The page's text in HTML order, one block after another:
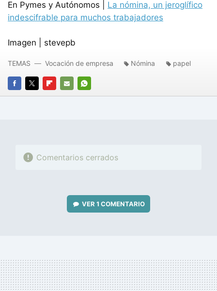
En Pymes y Autónomos | La nómina, un jeroglífico
indescifrable para muchos trabajadores
Imagen | stevepb
FACEBOOK
TWITTERFLIPBOARD
E-
WHATSAPP
TEMAS Vocación de empresa Nómina papel
Comentarios cerrados
VER 1 COMENTARIO